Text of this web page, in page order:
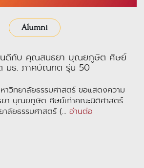
Alumni
นดีกับ คุณสนธยา บุณยภูษิต ศิษย์
มธ. ภาคบัณฑิต รุ่น 50
วิทยาลัยธรรมศาสตร์ ขอแสดงความ
า บุณยภูษิต ศิษย์เก่าคณะนิติศาสตร์
าลัยธรรมศาสตร์ (... อ่านต่อ